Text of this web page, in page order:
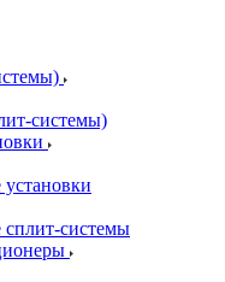
системы)
системы